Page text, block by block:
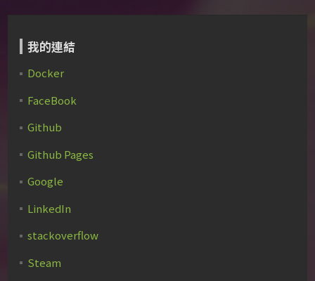
我的連結
Docker
FaceBook
Github
Github Pages
Google
LinkedIn
stackoverflow
Steam